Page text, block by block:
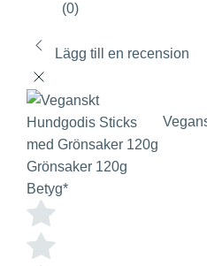
(0)
Lägg till en recension
Grönsaker 120g
Betyg*